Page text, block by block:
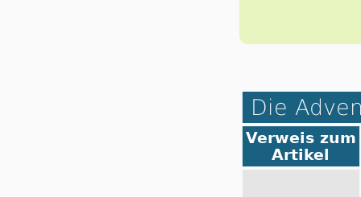
Die
Verweis zum
Artikel